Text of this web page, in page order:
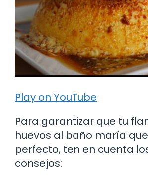
Play on YouTube
Para garantizar que tu
huevos al baño maría
perfecto, ten en cuenta
consejos: